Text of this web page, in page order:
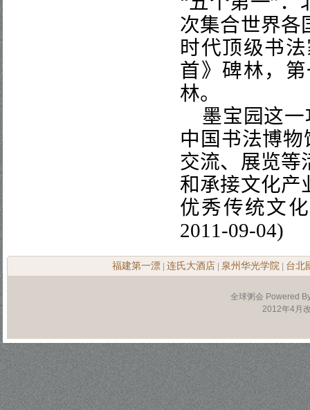
次集合世界各
时代顶级书
首》碑林，
林。
墨宝园这
中国书法博物
交流、展览等
和承接文化产
优秀传统文
2011-09-04)
福建第一漂 连氏大酒店 泉州华光学院 台北
全球粥会 Powered
2012年4月